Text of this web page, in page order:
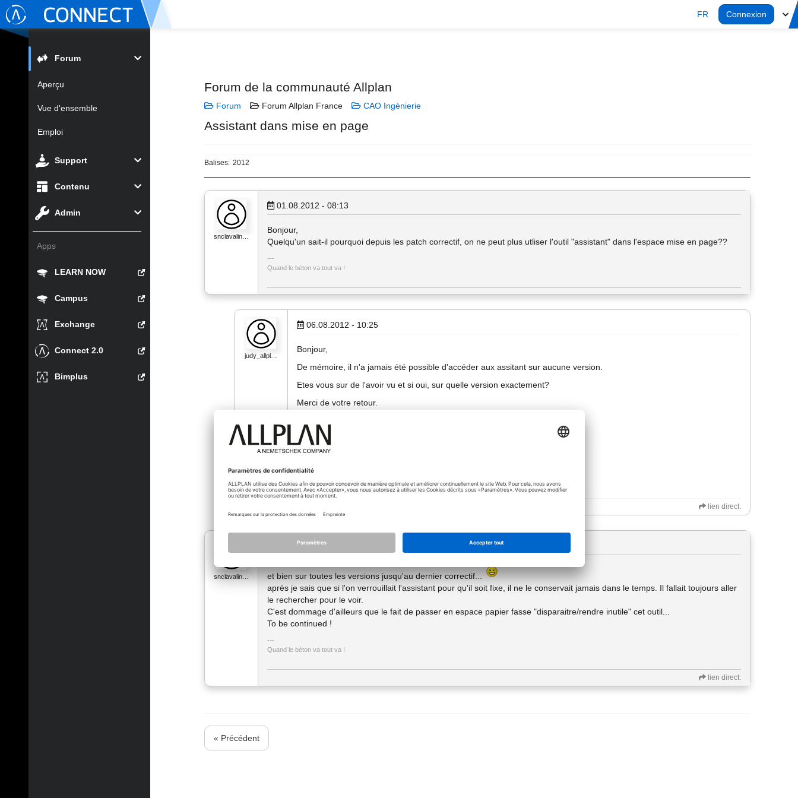
FR Connexion
Forum
Aperçu
Vue d'ensemble
Emploi
Support
Contenu
Admin
Apps
LEARN NOW
Campus
Exchange
Connect 2.0
Bimplus
Forum de la communauté Allplan
Forum Forum Allplan France CAO Ingénierie
Assistant dans mise en page
Balises: 2012
snclavalin…
01.08.2012 - 08:13
Bonjour,
Quelqu'un sait-il pourquoi depuis les patch correctif, on ne peut plus utliser l'outil "assistant" dans l'espace mise en page??
Quand le béton va tout va !
judy_allpl…
06.08.2012 - 10:25
Bonjour,
De mémoire, il n'a jamais été possible d'accéder aux assitant sur aucune version.
Etes vous sur de l'avoir vu et si oui, sur quelle version exactement?
Merci de votre retour.
Mr Judy GURAVADU
Responsable Technique Préfabrication & Ingénierie
Precast Sales & Support
lien direct.
snclavalin…
06.08.2012 - 14:08
et bien sur toutes les versions jusqu'au dernier correctif...
après je sais que si l'on verrouillait l'assistant pour qu'il soit fixe, il ne le conservait jamais dans le temps. Il fallait toujours aller
le rechercher pour le voir.
C'est dommage d'ailleurs que le fait de passer en espace papier fasse "disparaitre/rendre inutile" cet outil...
To be continued !
Quand le béton va tout va !
lien direct.
« Précédent